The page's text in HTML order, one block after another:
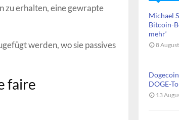
zu erhalten, eine gewrapte
werden, wo sie passives
faire
Michael
Bitcoin-
mehr‘
8
DOGE-
13